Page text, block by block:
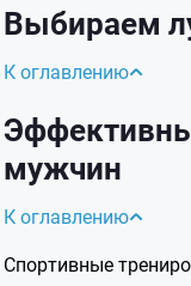
Выбираем
К оглавлению
мужчин
К оглавлению
Спортивные